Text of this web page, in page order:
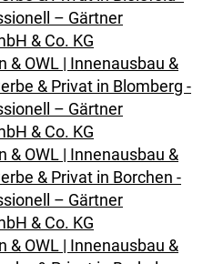
– Gärtner
& Co. KG
& OWL | Innenausbau &
& Privat in Blomberg -
– Gärtner
& Co. KG
& OWL | Innenausbau &
& Privat in Borchen -
– Gärtner
& Co. KG
& OWL | Innenausbau &